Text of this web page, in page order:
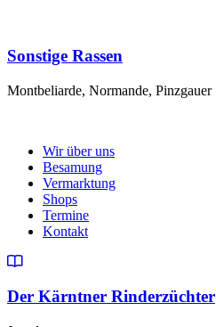
Sonstige Rassen
Montbeliarde, Normande, Pinzgauer
Wir über uns
Besamung
Vermarktung
Shops
Termine
Kontakt
Der Kärntner Rinderzüchter